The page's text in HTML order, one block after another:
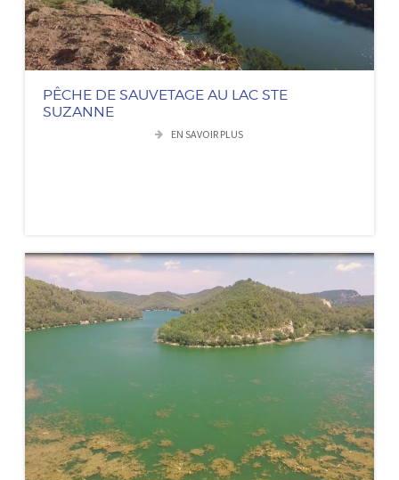
PÊCHE DE SAUVETAGE AU LAC STE
SUZANNE
EN SAVOIR PLUS